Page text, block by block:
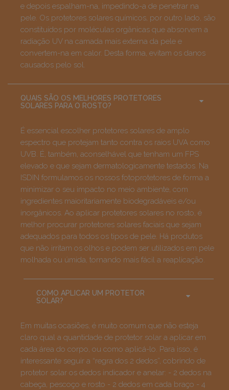
e depois espalham-na, impedindo-a de penetrar na
pele. Os protetores solares químicos, por outro lado, são
constituídos por moléculas orgânicas que absorvem a
radiação UV na camada mais externa da pele e
convertem-na em calor. Desta forma, evitam os danos
causados pelo sol.
QUAIS SÃO OS MELHORES PROTETORES
SOLARES PARA O ROSTO?
É essencial escolher protetores solares de amplo
espectro que protejam tanto contra os raios UVA como
UVB. É, também, aconselhável que tenham um FPS
elevado e que sejam dermatologicamente testados. Na
ISDIN formulamos os nossos fotoprotetores de forma a
minimizar o seu impacto no meio ambiente, com
ingredientes maioritariamente biodegradáveis e/ou
inorgânicos. Ao aplicar protetores solares no rosto, é
melhor procurar protetores solares faciais que sejam
adequados para todos os tipos de pele. Há produtos
que não irritam os olhos e podem ser utilizados em pele
molhada ou úmida, tornando mais fácil a reaplicação.
COMO APLICAR UM PROTETOR
SOLAR?
Em muitas ocasiões, é muito comum que não esteja
claro qual a quantidade de protetor solar a aplicar em
cada área do corpo, ou como aplicá-lo. Para isso, é
interessante seguir a “regra dos 2 dedos”, cobrindo de
protetor solar os dedos indicador e anelar: - 2 dedos na
cabeça, pescoço e rosto - 2 dedos em cada braço - 4